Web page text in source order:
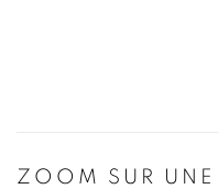
ZOOM SUR